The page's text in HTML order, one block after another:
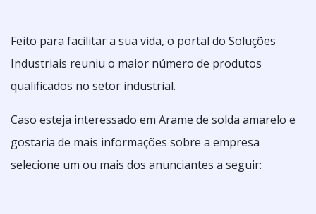
Feito para facilitar a sua vida, o portal do Soluções
Industriais reuniu o maior número de produtos
qualificados no setor industrial.
Caso esteja interessado em Arame de solda amarelo e
gostaria de mais informações sobre a empresa
selecione um ou mais dos anunciantes a seguir: